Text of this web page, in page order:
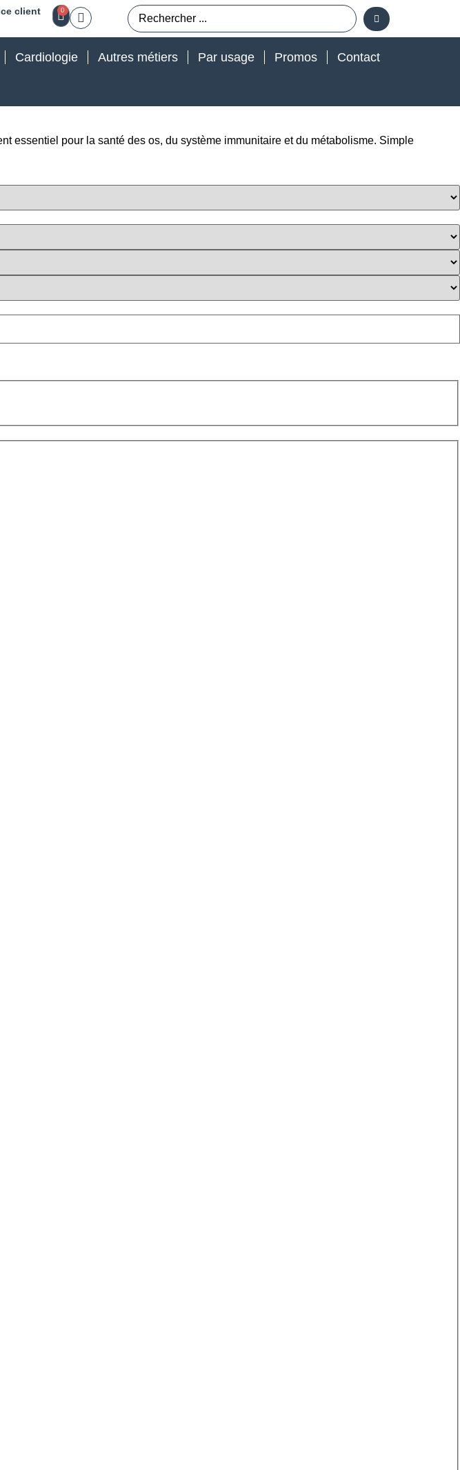
client
0
Cardiologie Autres métiers Par usage Promos Contact
essentiel pour la santé des os, du système immunitaire et du métabolisme. Simple